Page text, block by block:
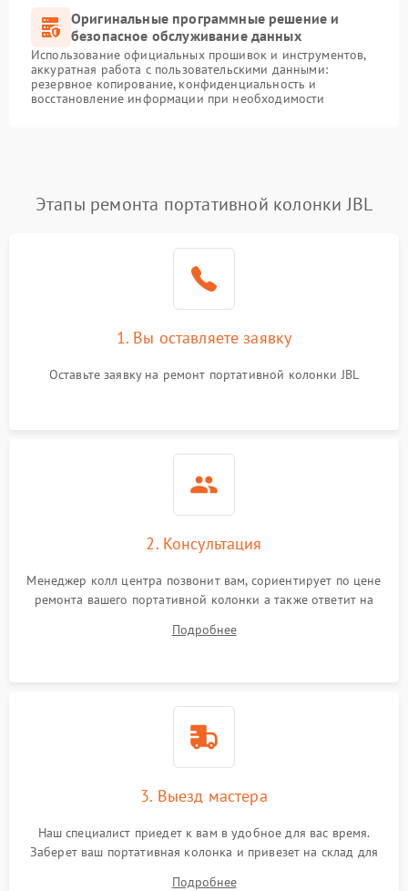
Оригинальные программные решение и
безопасное обслуживание данных
Использование официальных прошивок и инструментов,
аккуратная работа с пользовательскими данными:
резервное копирование, конфиденциальность и
восстановление информации при необходимости
Этапы ремонта портативной колонки JBL
1. Вы оставляете заявку
Оставьте заявку на ремонт портативной колонки JBL
2. Консультация
Менеджер колл центра позвонит вам, сориентирует по цене
ремонта вашего портативной колонки а также ответит на
Подробнее
3. Выезд мастера
Наш специалист приедет к вам в удобное для вас время.
Заберет ваш портативная колонка и привезет на склад для
Подробнее